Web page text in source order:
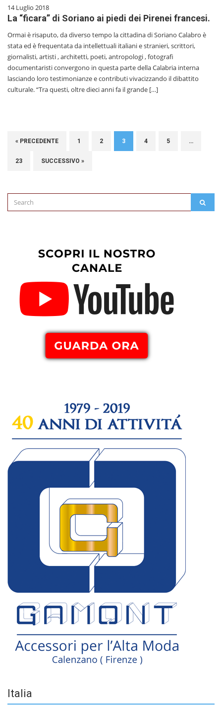
14 Luglio 2018
La “ficara” di Soriano ai piedi dei Pirenei francesi.
Ormai è risaputo, da diverso tempo la cittadina di Soriano Calabro è
stata ed è frequentata da intellettuali italiani e stranieri, scrittori,
giornalisti, artisti , architetti, poeti, antropologi , fotografi
documentaristi convergono in questa parte della Calabria interna
lasciando loro testimonianze e contributi vivacizzando il dibattito
culturale. “Tra questi, oltre dieci anni fa il grande […]
« PRECEDENTE 1 2 3 4 5 …
23 SUCCESSIVO »
Search
for:
Italia